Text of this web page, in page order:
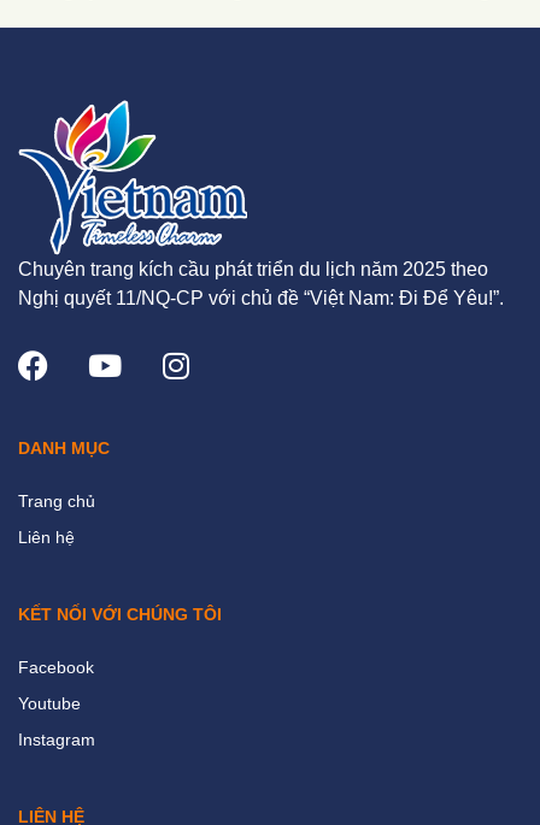
Chuyên trang kích cầu phát triển du lịch năm 2025 theo
Nghị quyết 11/NQ-CP với chủ đề “Việt Nam: Đi Để Yêu!”.
DANH MỤC
Trang chủ
Liên hệ
KẾT NỐI VỚI CHÚNG TÔI
Facebook
Youtube
Instagram
LIÊN HỆ